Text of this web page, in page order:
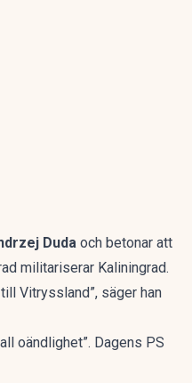
Duda och betonar att
militariserar Kaliningrad.
Vitryssland”, säger han
oändlighet”. Dagens PS